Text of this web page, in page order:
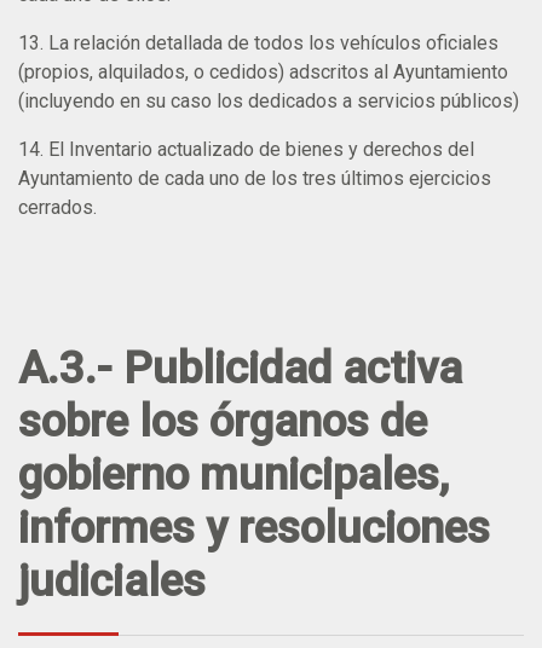
13. La relación detallada de todos los vehículos oficiales
(propios, alquilados, o cedidos) adscritos al Ayuntamiento
(incluyendo en su caso los dedicados a servicios públicos)
14. El Inventario actualizado de bienes y derechos del
Ayuntamiento de cada uno de los tres últimos ejercicios
cerrados.
A.3.- Publicidad activa
sobre los órganos de
gobierno municipales,
informes y resoluciones
judiciales